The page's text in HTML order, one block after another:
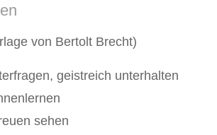
von Bertolt Brecht)
geistreich unterhalten
sehen